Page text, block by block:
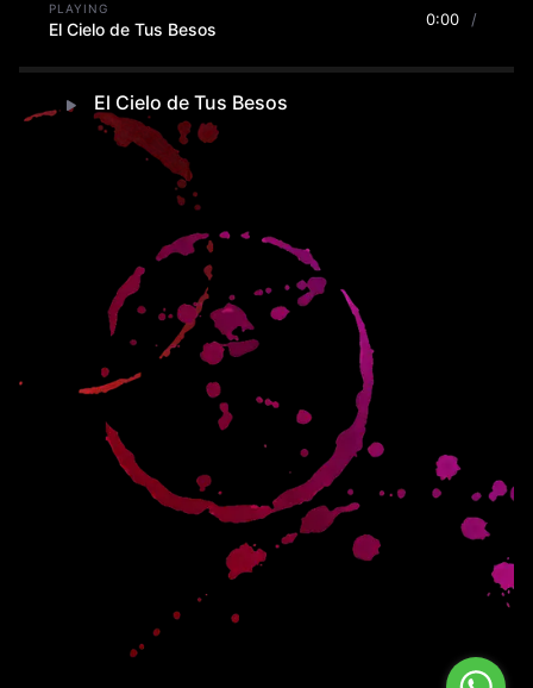
PLAYING
El Cielo de Tus Besos
0:00 /
El Cielo de Tus Besos